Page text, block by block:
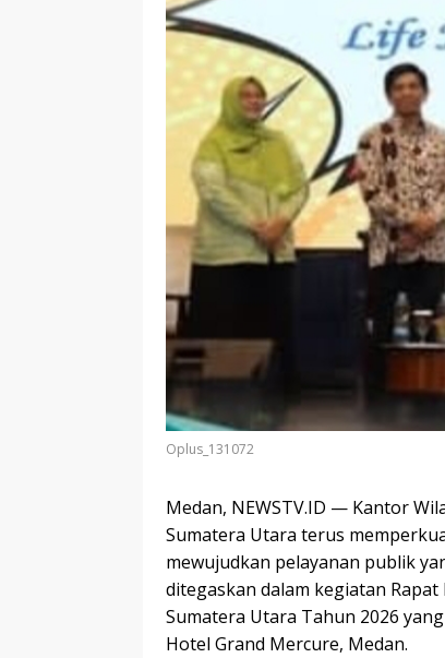
Oplus_131072
Medan, NEWSTV.ID — Kantor
Sumatera Utara terus
mewujudkan pelayanan publik
ditegaskan dalam kegiatan
Sumatera Utara Tahun 2026
Hotel Grand Mercure, Medan.